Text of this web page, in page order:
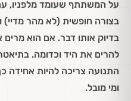
על המשתתף שעומד מלפניו,
בצורה חופשית (לא מהר מדיי)
בדיוק אותו דבר. אם הוא מרים
להרים את היד וכדומה.
התנועה צריכה להיות אחידה
ומי מובל.